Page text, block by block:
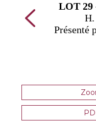
LOT
H.
Présenté